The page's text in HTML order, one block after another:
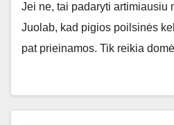
Jei ne, tai padaryti artimiausiu
Juolab, kad pigios poilsinės
pat prieinamos. Tik reikia